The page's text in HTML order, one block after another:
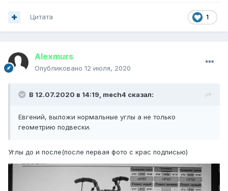
1
Цитата
Alexmurs
Опубликовано 12 июля, 2020
В 12.07.2020 в 14:19, mech4 сказал:
Евгений, выложи нормальные углы а не только
геометрию подвески.
Углы до и после(после первая фото с крас подписью)